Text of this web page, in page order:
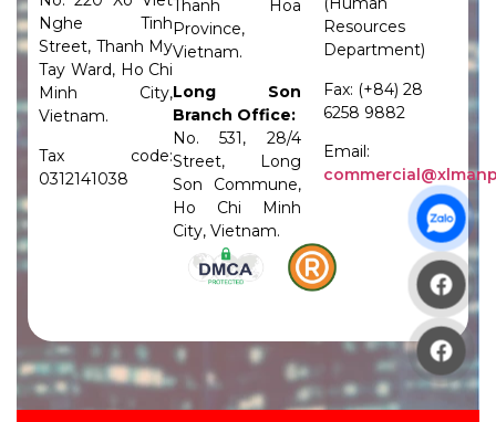
Nghe Tinh
Street, Thanh My
Tay Ward, Ho Chi
Minh City,
Vietnam.
Tax code:
0312141038
Thanh Hoa
Province,
Vietnam.
Long Son
Branch Office:
No. 531, 28/4
Street, Long
Son Commune,
Ho Chi Minh
City, Vietnam.
Resources
Department)
Fax: (+84) 28
6258 9882
Email: